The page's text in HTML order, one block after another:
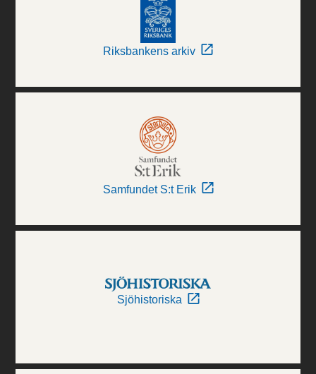
Riksbankens arkiv
Samfundet S:t Erik
Sjöhistoriska